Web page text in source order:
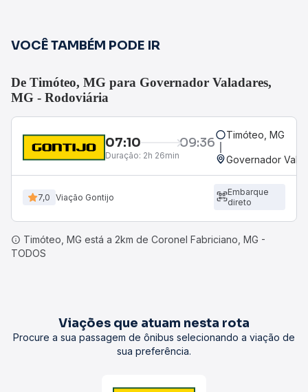
VOCÊ TAMBÉM PODE IR
De Timóteo, MG para Governador Valadares,
MG - Rodoviária
07:10 09:36
Duração: 2h 26min
Timóteo, MG
Governador
7,0 Viação Gontijo
Embarque
direto
Timóteo, MG está a 2km de Coronel Fabriciano, MG -
TODOS
Viações que atuam nesta rota
Procure a sua passagem de ônibus selecionando a viação de
sua preferência.